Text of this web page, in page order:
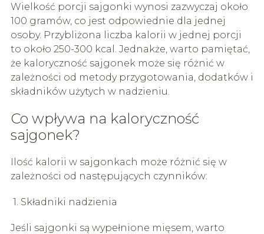
Wielkość porcji sajgonki wynosi zazwyczaj około
100 gramów, co jest odpowiednie dla jednej
osoby. Przybliżona liczba kalorii w jednej porcji
to około 250-300 kcal. Jednakże, warto pamiętać,
że kaloryczność sajgonek może się różnić w
zależności od metody przygotowania, dodatków i
składników użytych w nadzieniu.
Co wpływa na kaloryczność
sajgonek?
Ilość kalorii w sajgonkach może różnić się w
zależności od następujących czynników:
1. Składniki nadzienia
Jeśli sajgonki są wypełnione mięsem, warto